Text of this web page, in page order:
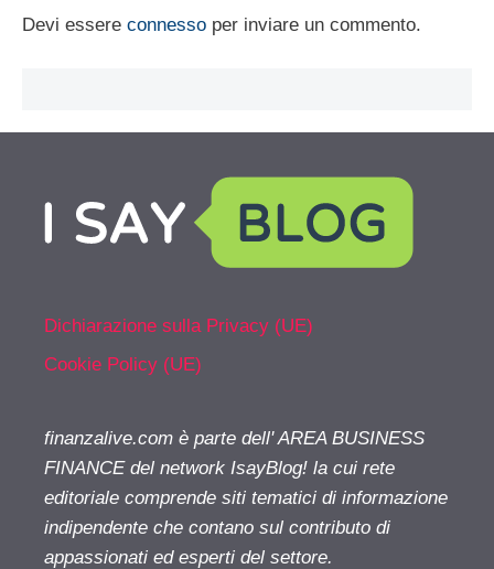
Devi essere connesso per inviare un commento.
Dichiarazione sulla Privacy (UE)
Cookie Policy (UE)
finanzalive.com è parte dell' AREA BUSINESS
FINANCE del network IsayBlog! la cui rete
editoriale comprende siti tematici di informazione
indipendente che contano sul contributo di
appassionati ed esperti del settore.